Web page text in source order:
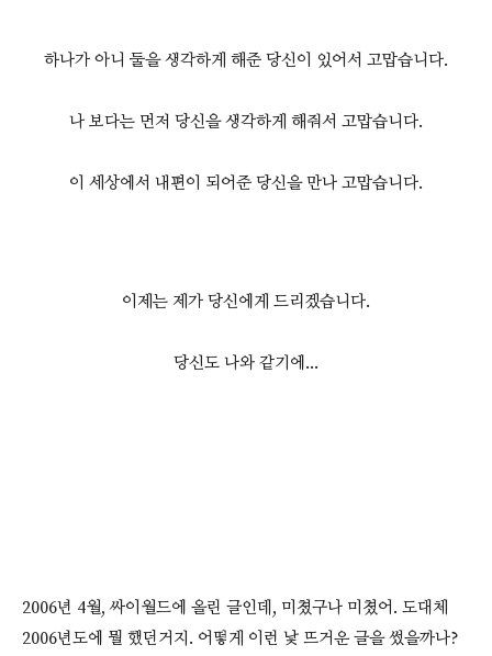
하나가 아니 둘을 생각하게 해준 당신이 있어서 고맙습니다.
나 보다는 먼저 당신을 생각하게 해줘서 고맙습니다.
이 세상에서 내편이 되어준 당신을 만나 고맙습니다.
이제는 제가 당신에게 드리겠습니다.
당신도 나와 같기에...
2006년 4월, 싸이월드에 올린 글인데, 미쳤구나 미쳤어. 도대체
2006년도에 뭘 했던거지. 어떻게 이런 낯 뜨거운 글을 썼을까나?